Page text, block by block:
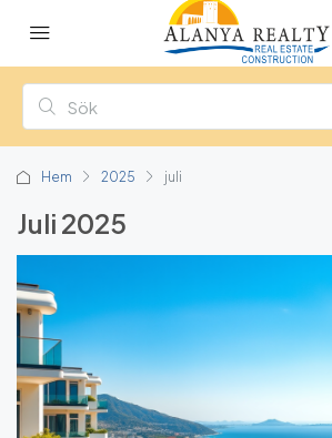
Hem 2025 juli
Juli 2025